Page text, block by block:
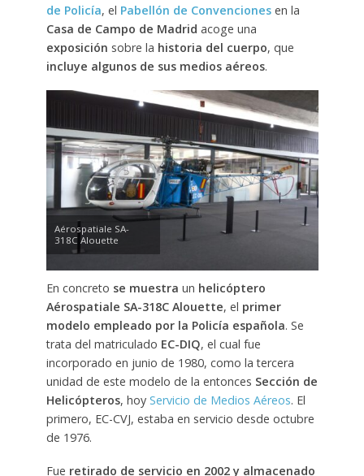
de Policía, el Pabellón de Convencionesen la
Casa de Campo de Madrid acoge una
exposición sobre la historia del cuerpo, que
incluye algunos de sus medios aéreos.
Aérospatiale SA-
318C Alouette
En concreto se muestra un helicóptero
Aérospatiale SA-318C Alouette, el primer
modelo empleado por la Policía española. Se
trata del matriculado EC-DIQ, el cual fue
incorporado en junio de 1980, como la tercera
unidad de este modelo de la entonces Sección de
Helicópteros, hoy Servicio de Medios Aéreos. El
primero, EC-CVJ, estaba en servicio desde octubre
de 1976.
Fue retirado de servicio en 2002 y almacenado